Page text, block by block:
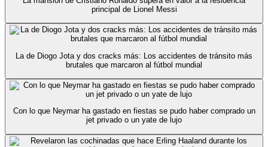
principal de Lionel Messi
La de Diogo Jota y dos cracks más: Los accidentes de tránsito más
brutales que marcaron al fútbol mundial
Con lo que Neymar ha gastado en fiestas se pudo haber comprado un
jet privado o un yate de lujo